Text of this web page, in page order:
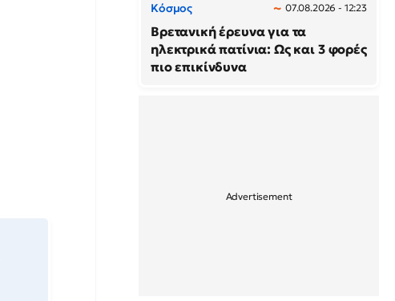
Κόσμος 07.08.2026 - 12:23
Βρετανική έρευνα για τα
ηλεκτρικά πατίνια: Ως και 3 φορές
πιο επικίνδυνα